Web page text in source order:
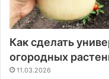
Как сделать
огородных
11.03.2026